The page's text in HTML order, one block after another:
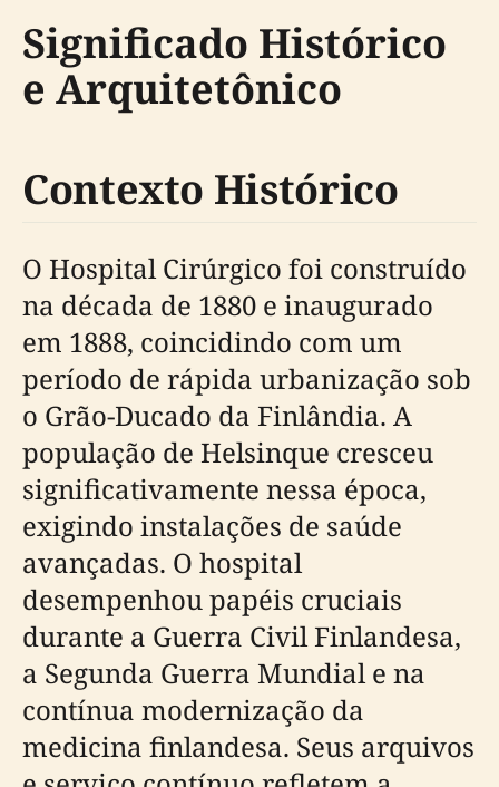
Significado Histórico
e Arquitetônico
Contexto Histórico
O Hospital Cirúrgico foi construído
na década de 1880 e inaugurado
em 1888, coincidindo com um
período de rápida urbanização sob
o Grão-Ducado da Finlândia. A
população de Helsinque cresceu
significativamente nessa época,
exigindo instalações de saúde
avançadas. O hospital
desempenhou papéis cruciais
durante a Guerra Civil Finlandesa,
a Segunda Guerra Mundial e na
contínua modernização da
medicina finlandesa. Seus arquivos